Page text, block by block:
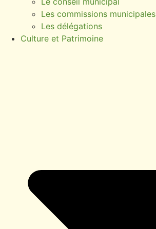
Les commissions municipales
Les délégations
Culture et Patrimoine